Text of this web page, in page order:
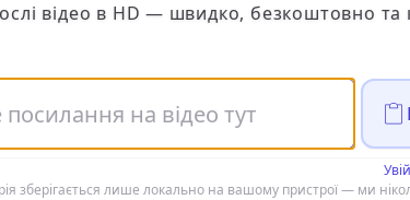
відео в HD — швидко, безкоштовно та
зберігається лише локально на вашому пристрої — ми